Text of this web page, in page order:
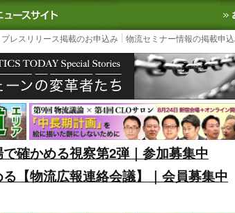
｜国内最大の物流ニュースサイト
3PL, SCMなど国内
レスリリース掲載のお申込み 物流セミナー情報の掲載申
確かめる視察第2弾｜参加募集中
【物流広報連絡会議】｜会員募集中